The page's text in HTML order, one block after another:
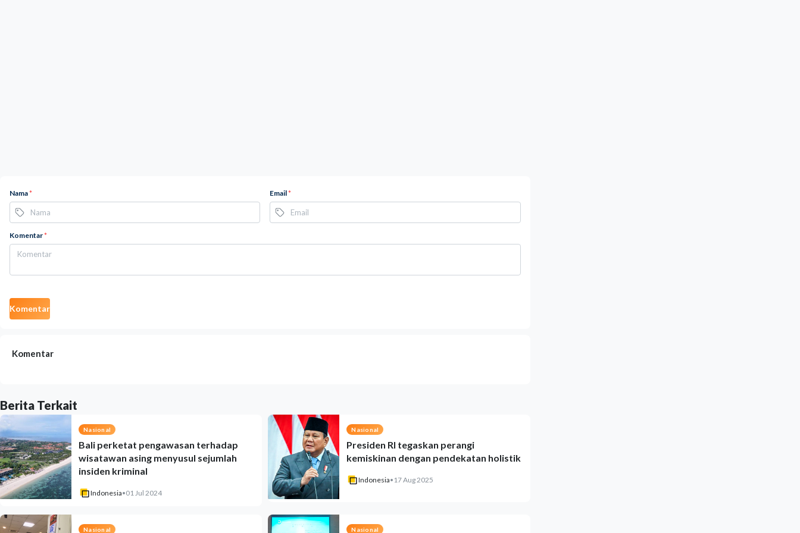
Nama* Email*
Komentar*
Komentar
Komentar
Berita Terkait
Nasional
Bali perketat pengawasan terhadap
wisatawan asing menyusul sejumlah
insiden kriminal
Indonesia•01 Jul 2024
Nasional
Presiden RI tegaskan perangi
kemiskinan dengan pendekatan holistik
Indonesia• 17 Aug 2025
Nasional Nasional